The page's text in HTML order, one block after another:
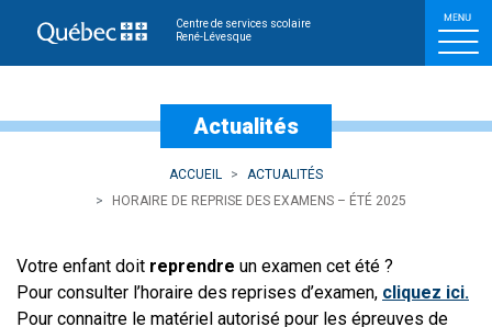
Centre de services scolaire
René-Lévesque
Horaire de reprise des
Actualités
ACCUEIL
ACTUALITÉS
HORAIRE DE REPRISE DES EXAMENS – ÉTÉ 2025
Votre enfant doit reprendre un examen cet été ?
Pour consulter l’horaire des reprises d’examen, cliquez ici.
Pour connaitre le matériel autorisé pour les épreuves de